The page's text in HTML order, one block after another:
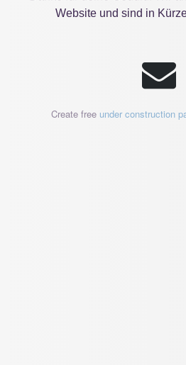
Website und sind in
Create free under construction